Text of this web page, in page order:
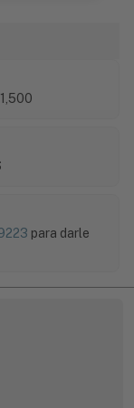
para darle